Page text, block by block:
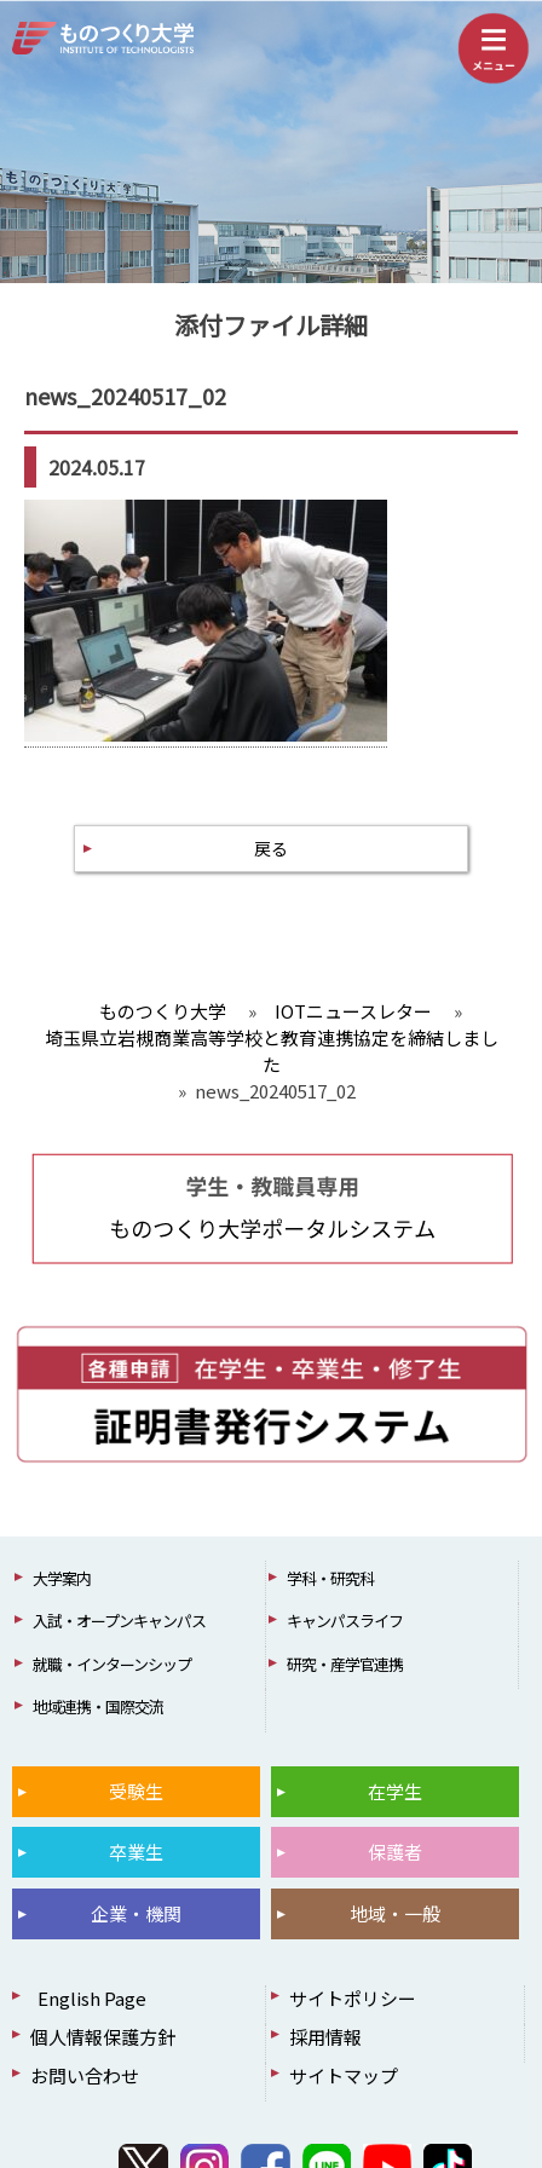
添付ファイル詳細
news_20240517_02
2024.05.17
戻る
ものつくり大学 » IOTニュースレター
»
埼玉県立岩槻商業高等学校と教育連携協定を締結しまし
た
» news_20240517_02
大学案内
学科・研究科
入試・オープンキャンパス
キャンパスライフ
就職・インターンシップ
研究・産学官連携
地域連携・国際交流
受験生 在学生
卒業生 保護者
企業・機関 地域・一般
English Page
サイトポリシー
個人情報保護方針
採用情報
お問い合わせ
サイトマップ